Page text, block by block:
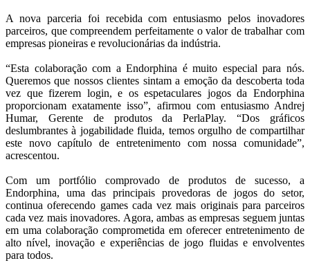
A nova parceria foi recebida com entusiasmo pelos inovadores
parceiros, que compreendem perfeitamente o valor de trabalhar com
empresas pioneiras e revolucionárias da indústria.
“Esta colaboração com a Endorphina é muito especial para nós.
Queremos que nossos clientes sintam a emoção da descoberta toda
vez que fizerem login, e os espetaculares jogos da Endorphina
proporcionam exatamente isso”, afirmou com entusiasmo Andrej
Humar, Gerente de produtos da PerlaPlay. “Dos gráficos
deslumbrantes à jogabilidade fluida, temos orgulho de compartilhar
este novo capítulo de entretenimento com nossa comunidade”,
acrescentou.
Com um portfólio comprovado de produtos de sucesso, a
Endorphina, uma das principais provedoras de jogos do setor,
continua oferecendo games cada vez mais originais para parceiros
cada vez mais inovadores. Agora, ambas as empresas seguem juntas
em uma colaboração comprometida em oferecer entretenimento de
alto nível, inovação e experiências de jogo fluidas e envolventes
para todos.